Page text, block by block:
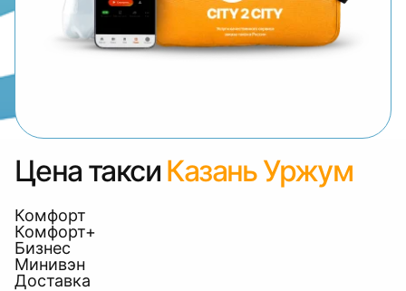
Цена такси Казань Уржум
Комфорт
Комфорт+
Бизнес
Минивэн
Доставка